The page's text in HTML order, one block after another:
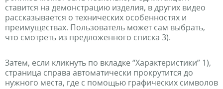
ставится на демонстрацию изделия, в других видео
рассказывается о технических особенностях и
преимуществах. Пользователь может сам выбрать,
что смотреть из предложенного списка 3).
Затем, если кликнуть по вкладке “Характеристики” 1),
страница справа автоматически прокрутится до
нужного места, где с помощью графических символов